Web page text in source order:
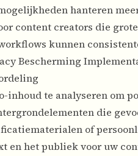
hanteren
content creators die
kunnen
Bescherming
inhoud te analyseren om
die
of
en het publiek voor uw